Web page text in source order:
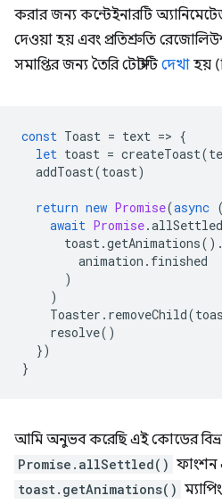
করার জন্য কন্টেইনারটি
দেওয়া হয় এবং প্রতিশ্রুতি
সমাপ্তির জন্য তৈরি টোস্টটিদেখা হয়
const Toast = text => {
let toast = createToast(
addToast(toast)
return new Promise(async (
await Promise.allSettled
toast.getAnimations().
animation . finished
)
)
Toaster . removeChild(
resolve()
})
}
আমি অনুভব করেছি এই কোডের
Promise.allSettled() ফাংশন
toast.getAnimations()